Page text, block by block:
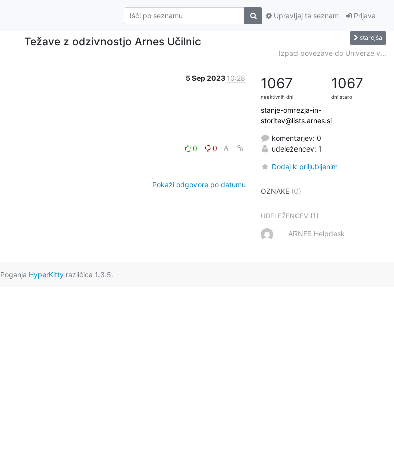
Prijava
Upravljaj ta seznam
Težave z odzivnostjo Arnes Učilnic starejša
Izpad povezave do Univerze v...
5 Sep 2023 10:28
0
0
Pokaži odgovore po datumu
1067
neaktivnih dni
1067
dni staro
stanje-omrezja-in-
storitev@lists.arnes.si
komentarjev: 0
udeležencev: 1
Dodaj k priljubljenim
OZNAKE(0)
UDELEŽENCEV (1)
ARNES Helpdesk
Poganja HyperKittyrazličica 1.3.5.